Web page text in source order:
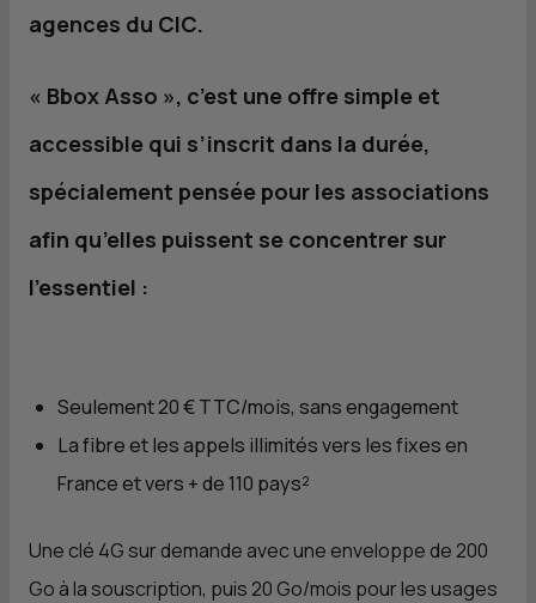
agences du CIC.
« Bbox Asso », c’est une offre simple et
accessible qui s’inscrit dans la durée,
spécialement pensée pour les associations
afin qu’elles puissent se concentrer sur
l’essentiel :
Seulement 20 € TTC/mois, sans engagement
La fibre et les appels illimités vers les fixes en
France et vers + de 110 pays²
Une clé 4G sur demande avec une enveloppe de 200
Go à la souscription, puis 20 Go/mois pour les usages